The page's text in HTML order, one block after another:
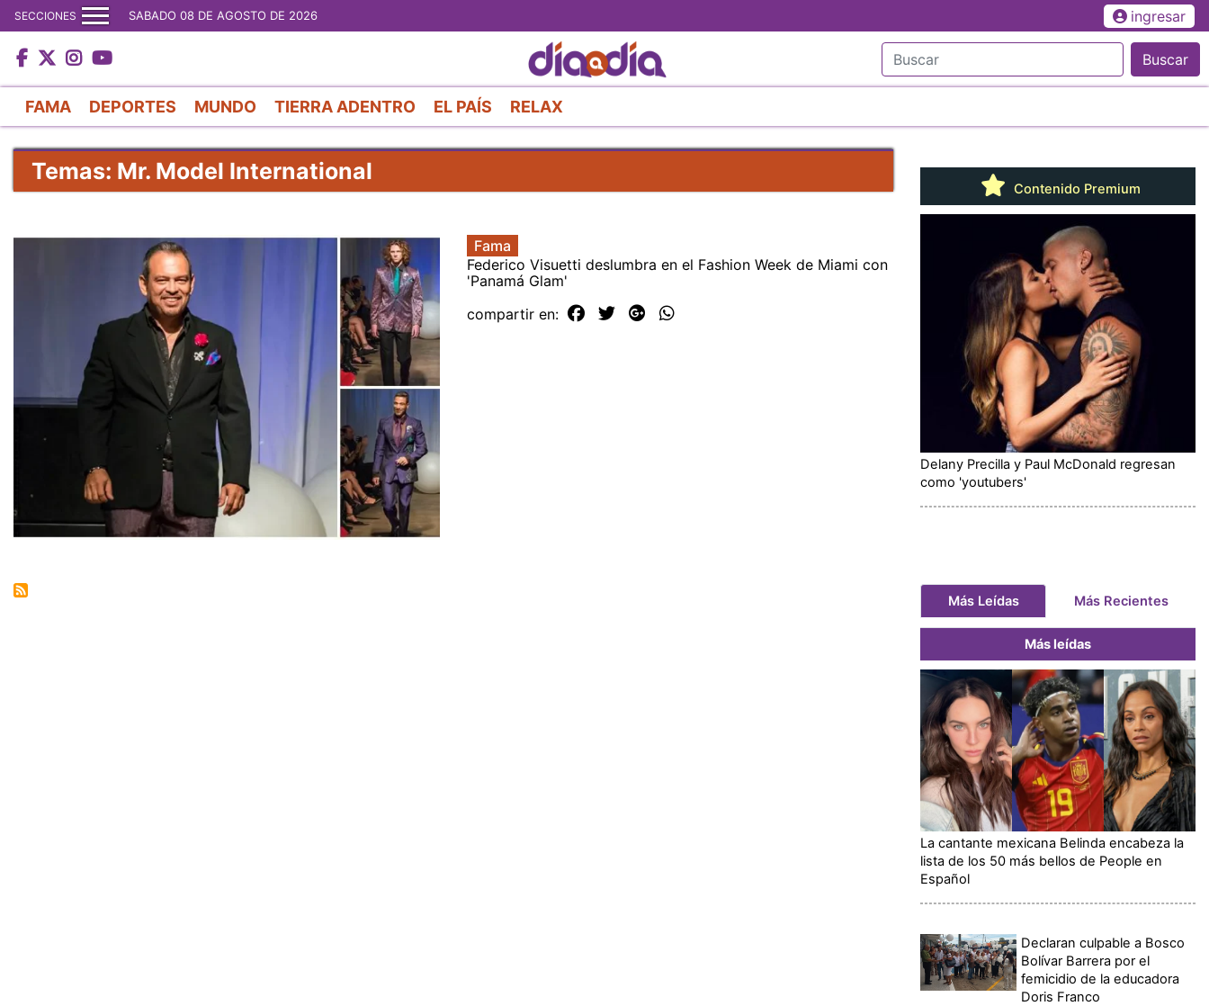
al
contenido
principal
SECCIONES SABADO 08 DE AGOSTO DE 2026 ingresar
Buscar
FAMA DEPORTES MUNDO TIERRA ADENTRO EL PAÍS RELAX
Temas: Mr. Model International
Fama
Federico Visuetti deslumbra en el Fashion Week de Miami con
'Panamá Glam'
compartir en:
Contenido Premium
Delany Precilla y Paul McDonald regresan
como 'youtubers'
Más Leídas Más Recientes
Más leídas
La cantante mexicana Belinda encabeza la
lista de los 50 más bellos de People en
Español
Declaran culpable a Bosco
Bolívar Barrera por el
femicidio de la educadora
Doris Franco